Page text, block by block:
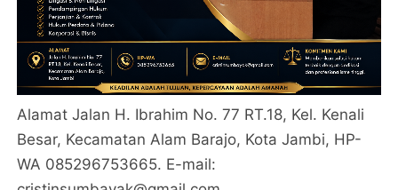
Alamat Jalan H. Ibrahim No. 77 RT.18, Kel. Kenali
Besar, Kecamatan Alam Barajo, Kota Jambi, HP-
WA 085296753665. E-mail: